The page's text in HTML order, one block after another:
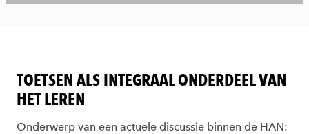
TOETSEN ALS INTEGRAAL ONDERDEEL VAN
HET LEREN
Onderwerp van een actuele discussie binnen de HAN: